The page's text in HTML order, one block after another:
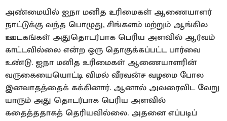
அண்மையில் ஐநா மனித உரிமைகள் ஆணையாளர்
நாட்டுக்கு வந்த பொழுது, சிங்களம் மற்றும் ஆங்கில
ஊடகங்கள் அதுதொடர்பாக பெரிய அளவில் ஆர்வம்
காட்டவில்லை என்ற ஒரு தொகுக்கப்பட்ட பார்வை
உண்டு. ஐநா மனித உரிமைகள் ஆணையாளரின்
வருகையையொட்டி விமல் வீரவன்ச வழமை போல
இனவாதத்தைக் கக்கினார். ஆனால் அவரைவிட வேறு
யாரும் அது தொடர்பாக பெரிய அளவில்
கதைத்ததாகத் தெரியவில்லை. அதனை எப்படிப்